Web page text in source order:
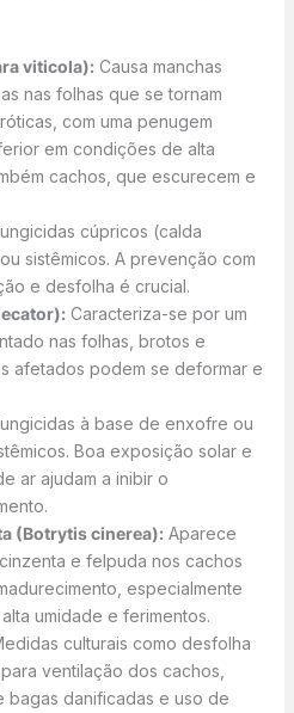
viticola):Causa manchas
nas folhas que se tornam
com uma penugem
em condições de alta
cachos, que escurecem e
cúpricos (calda
sistêmicos. A prevenção com
e desfolha é crucial.
Caracteriza-se por um
nas folhas, brotos e
afetados podem se deformar e
à base de enxofre ou
Boa exposição solar e
ar ajudam a inibir o
(Botrytis cinerea):Aparece
e felpuda nos cachos
especialmente
umidade e ferimentos.
culturais como desfolha
ventilação dos cachos,
bagas danificadas e uso de